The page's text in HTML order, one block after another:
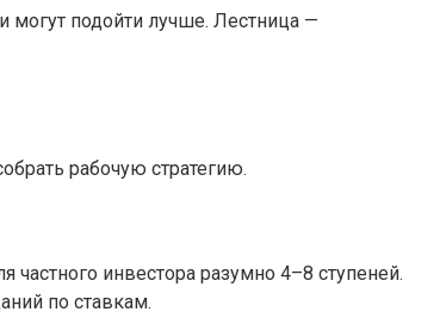
подойти лучше. Лестница —
рабочую стратегию.
инвестора разумно 4–8 ступеней.
по ставкам.